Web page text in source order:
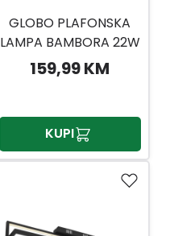
GLOBO PLAFONSKA
LAMPA BAMBORA 22W
159,99 KM
KUPI